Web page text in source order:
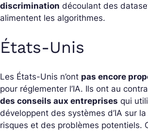
discrimination découlant des
alimentent les algorithmes.
États-Unis
Les États-Unis n’ont pas encore
pour réglementer l’IA. Ils ont au
des conseils aux entreprises qui
développent des systèmes d’IA sur
risques et des problèmes potentiels.